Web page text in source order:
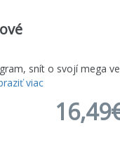
snít o svojí mega
viac